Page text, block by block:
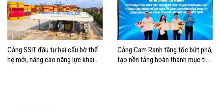
Cảng SSIT đầu tư hai cẩu bờ thế
hệ mới, nâng cao năng lực khai
Cảng Cam Ranh tăng tốc bứt phá,
tạo nền tảng hoàn thành mục tiêu